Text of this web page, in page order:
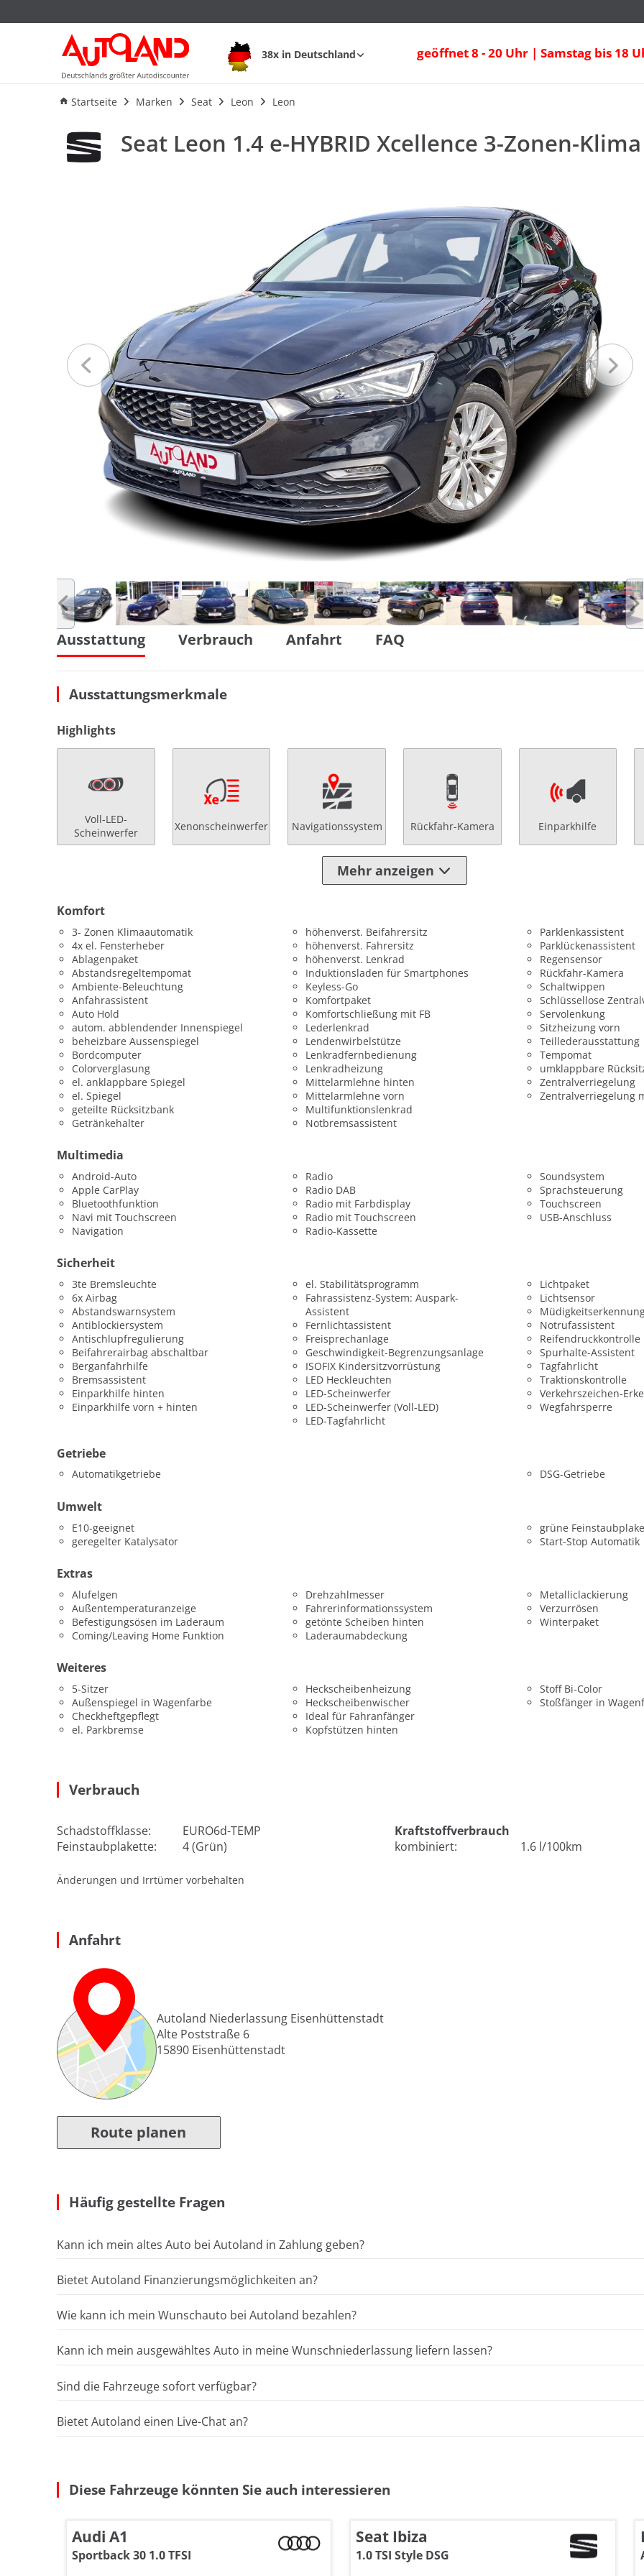
38x in Deutschland geöffnet 8 - 20 Uhr | Samstag bis 18
Startseite Marken Seat Leon Leon
Seat Leon 1.4 e-HYBRID Xcellence 3-Zonen-Klima Navi
Ausstattung Verbrauch
Seat Leon 1.4 e-HYBRID Xcellence 3-Zonen-
Ausstattung Verbrauch Anfahrt FAQ
Ausstattungsmerkmale
Highlights
Voll-LED-
Scheinwerfer
Xenonscheinwerfer Navigationssystem Rückfahr-Kamera Einparkhilfe
Mehr anzeigen
Komfort
3- Zonen Klimaautomatik
4x el. Fensterheber
Ablagenpaket
Abstandsregeltempomat
Ambiente-Beleuchtung
Anfahrassistent
Auto Hold
autom. abblendender Innenspiegel
beheizbare Aussenspiegel
Bordcomputer
Colorverglasung
el. anklappbare Spiegel
el. Spiegel
geteilte Rücksitzbank
Getränkehalter
höhenverst. Beifahrersitz
höhenverst. Fahrersitz
höhenverst. Lenkrad
Induktionsladen für Smartphones
Keyless-Go
Komfortpaket
Komfortschließung mit FB
Lederlenkrad
Lendenwirbelstütze
Lenkradfernbedienung
Lenkradheizung
Mittelarmlehne hinten
Mittelarmlehne vorn
Multifunktionslenkrad
Notbremsassistent
Parklenkassistent
Parklückenassistent
Regensensor
Rückfahr-Kamera
Schaltwippen
Schlüssellose
Servolenkung
Sitzheizung vorn
Teillederausstattung
Tempomat
umklappbare
Zentralverriegelung
Zentralverriegelung
Multimedia
Android-Auto
Apple CarPlay
Bluetoothfunktion
Navi mit Touchscreen
Navigation
Radio
Radio DAB
Radio mit Farbdisplay
Radio mit Touchscreen
Radio-Kassette
Soundsystem
Sprachsteuerung
Touchscreen
USB-Anschluss
Sicherheit
3te Bremsleuchte
6x Airbag
Abstandswarnsystem
Antiblockiersystem
Antischlupfregulierung
Beifahrerairbag abschaltbar
Berganfahrhilfe
Bremsassistent
Einparkhilfe hinten
Einparkhilfe vorn + hinten
el. Stabilitätsprogramm
Fahrassistenz-System: Auspark-
Assistent
Fernlichtassistent
Freisprechanlage
Geschwindigkeit-Begrenzungsanlage
ISOFIX Kindersitzvorrüstung
LED Heckleuchten
LED-Scheinwerfer
LED-Scheinwerfer (Voll-LED)
LED-Tagfahrlicht
Lichtpaket
Lichtsensor
Notrufassistent
Reifendruckkontrolle
Spurhalte-Assistent
Tagfahrlicht
Traktionskontrolle
Verkehrszeichen-
Wegfahrsperre
Getriebe
Automatikgetriebe DSG-Getriebe
Umwelt
E10-geeignet
geregelter Katalysator
grüne
Start-Stop Automatik
Extras
Alufelgen
Außentemperaturanzeige
Befestigungsösen im Laderaum
Coming/Leaving Home Funktion
Drehzahlmesser
Fahrerinformationssystem
getönte Scheiben hinten
Laderaumabdeckung
Metalliclackierung
Verzurrösen
Winterpaket
Weiteres
5-Sitzer
Außenspiegel in Wagenfarbe
Checkheftgepflegt
el. Parkbremse
Heckscheibenheizung
Heckscheibenwischer
Ideal für Fahranfänger
Kopfstützen hinten
Stoff Bi-Color
Stoßfänger in
Verbrauch
Schadstoffklasse:
EURO6d-TEMP
Feinstaubplakette:
4 (Grün)
Kraftstoffverbrauch
kombiniert:
1.6 l/100km
Änderungen und Irrtümer vorbehalten
Anfahrt
Autoland Niederlassung Eisenhüttenstadt
Alte Poststraße 6
15890 Eisenhüttenstadt
Route planen
Häufig gestellte Fragen
Kann ich mein altes Auto bei Autoland in Zahlung geben?
Bietet Autoland Finanzierungsmöglichkeiten an?
Wie kann ich mein Wunschauto bei Autoland bezahlen?
Kann ich mein ausgewähltes Auto in meine Wunschniederlassung liefern lassen?
Sind die Fahrzeuge sofort verfügbar?
Bietet Autoland einen Live-Chat an?
Diese Fahrzeuge könnten Sie auch interessieren
Audi A1
Sportback 30 1.0 TFSI
Seat Ibiza
1.0 TSI Style DSG